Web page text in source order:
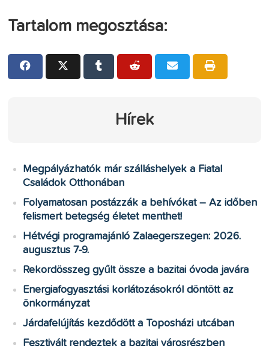
Tartalom megosztása:
Hírek
Megpályázhatók már szálláshelyek a Fiatal
Családok Otthonában
Folyamatosan postázzák a behívókat – Az időben
felismert betegség életet menthet!
Hétvégi programajánló Zalaegerszegen: 2026.
augusztus 7-9.
Rekordösszeg gyűlt össze a bazitai óvoda javára
Energiafogyasztási korlátozásokról döntött az
önkormányzat
Járdafelújítás kezdődött a Toposházi utcában
Fesztivált rendeztek a bazitai városrészben